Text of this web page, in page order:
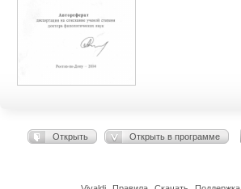
Открыть Открыть в программе